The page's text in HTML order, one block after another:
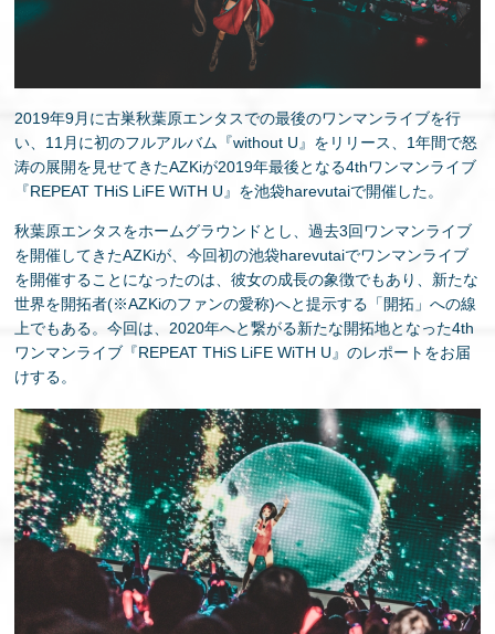
2019年9月に古巣秋葉原エンタスでの最後のワンマンライブを行
い、11月に初のフルアルバム『without U』をリリース、1年間で怒
涛の展開を見せてきたAZKiが2019年最後となる4thワンマンライブ
『REPEAT THiS LiFE WiTH U』を池袋harevutaiで開催した。
秋葉原エンタスをホームグラウンドとし、過去3回ワンマンライブ
を開催してきたAZKiが、今回初の池袋harevutaiでワンマンライブ
を開催することになったのは、彼女の成長の象徴でもあり、新たな
世界を開拓者(※AZKiのファンの愛称)へと提示する「開拓」への線
上でもある。今回は、2020年へと繋がる新たな開拓地となった4th
ワンマンライブ『REPEAT THiS LiFE WiTH U』のレポートをお届
けする。